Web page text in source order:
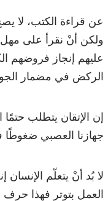
عن قراءة الكتب، لا
ولكن أنْ نقرأ على مهل
عليهم إنجاز فروضهم
الركض في مضمار
إن الإتقان يتطلب حتمًا
جهازنا العصبي ضغوطًا
لا بُد أنْ يتعلّم الإنسان
العمل بتوتر فهذا